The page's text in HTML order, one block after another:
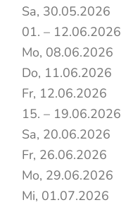
Sa, 30.05.2026
01. – 12.06.2026
Mo, 08.06.2026
Do, 11.06.2026
Fr, 12.06.2026
15. – 19.06.2026
Sa, 20.06.2026
Fr, 26.06.2026
Mo, 29.06.2026
Mi, 01.07.2026